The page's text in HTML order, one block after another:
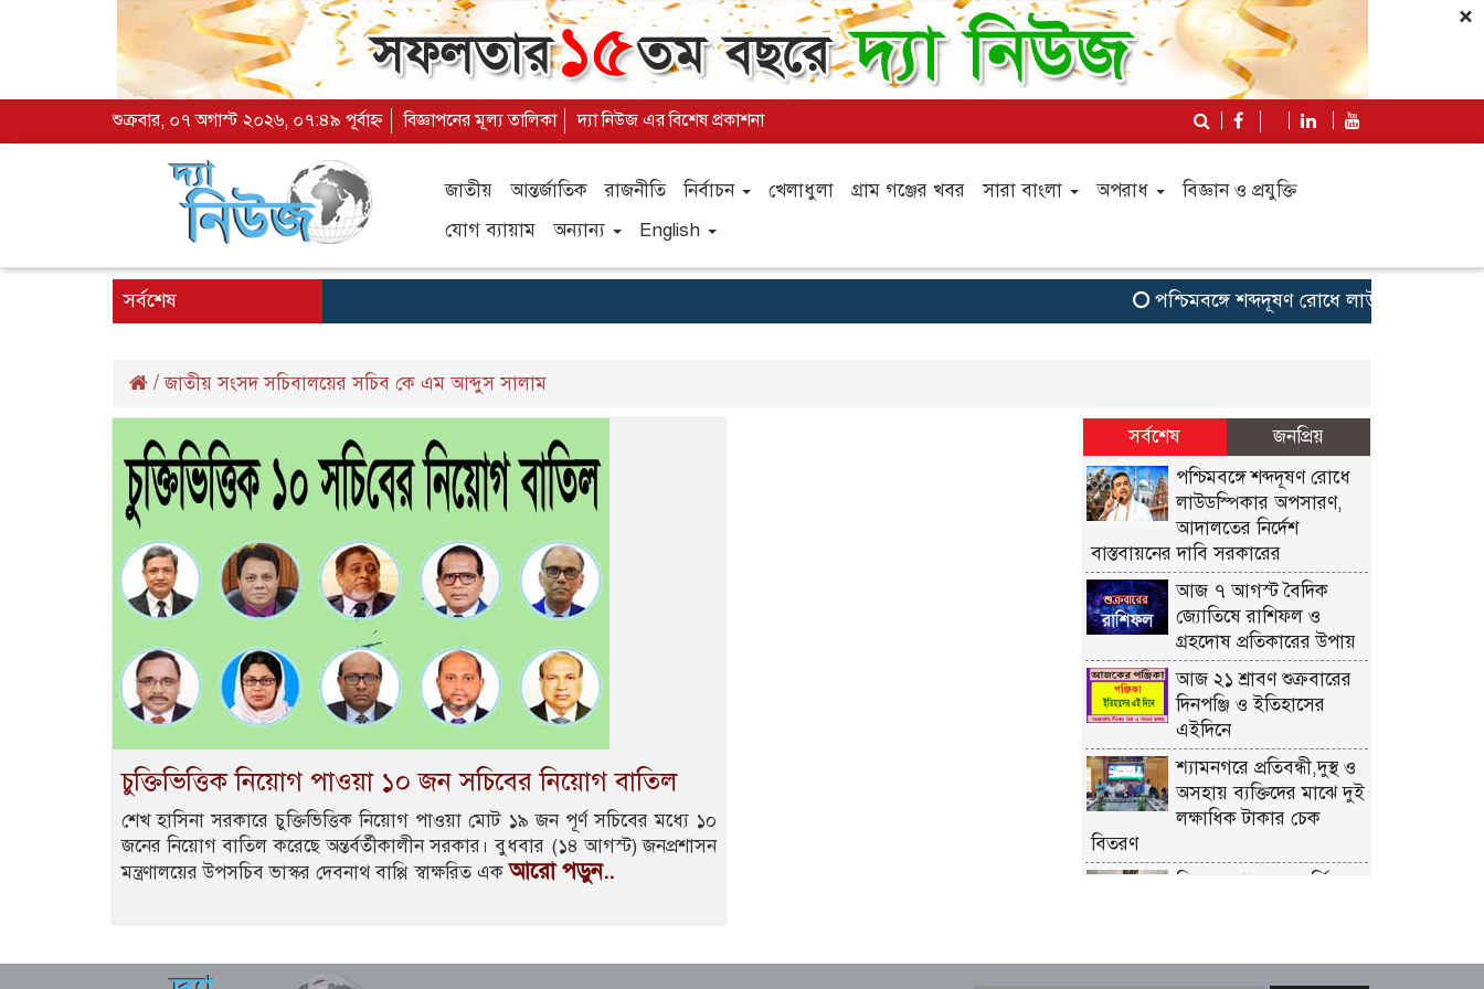
×
শুক্রবার, ০৭ অগাস্ট ২০২৬, ০৭:৪৯ পূর্বাহ্ন বিজ্ঞাপনের মূল্য তালিকা দ্যা নিউজ এর বিশেষ প্রকাশনা
জাতীয় আন্তর্জাতিক রাজনীতি নির্বাচন খেলাধুলা গ্রাম গঞ্জের খবর সারা বাংলা অপরাধ
বিজ্ঞান ও প্রযুক্তি
যোগ ব্যায়াম
অন্যান্য English
সর্বশেষ পশ্চিমবঙ্গে শব্দদূষণ রোধে লাউডস্পিকার
/জাতীয় সংসদ সচিবালয়ের সচিব কে এম আব্দুস সালাম
চুক্তিভিত্তিক নিয়োগ পাওয়া ১০ জন সচিবের নিয়োগ বাতিল
শেখ হাসিনা সরকারে চুক্তিভিত্তিক নিয়োগ পাওয়া মোট ১৯ জন পূর্ণ সচিবের মধ্যে ১০
জনের নিয়োগ বাতিল করেছে অন্তর্বর্তীকালীন সরকার। বুধবার (১৪ আগস্ট) জনপ্রশাসন
মন্ত্রণালয়ের উপসচিব ভাস্কর দেবনাথ বাপ্পি স্বাক্ষরিত একআরো পড়ুন..
সর্বশেষ
জনপ্রিয়
পশ্চিমবঙ্গে শব্দদূষণ রোধে
লাউডস্পিকার অপসারণ,
আদালতের নির্দেশ
বাস্তবায়নের দাবি সরকারের
আজ ৭ আগস্ট বৈদিক
জ্যোতিষে রাশিফল ও
গ্রহদোষ প্রতিকারের উপায়
আজ ২১ শ্রাবণ শুক্রবারের
দিনপঞ্জি ও ইতিহাসের
এইদিনে
শ্যামনগরে প্রতিবন্ধী,দুস্থ ও
অসহায় ব্যক্তিদের মাঝে দুই
লক্ষাধিক টাকার চেক
বিতরণ
শিল্প মন্ত্রণালয় সম্পর্কিত
রিয়ার অ্যাডমিরাল মাহবুব